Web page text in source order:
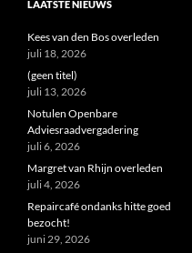
LAATSTE NIEUWS
Kees van den Bos overleden
juli 18, 2026
(geen titel)
juli 13, 2026
Notulen Openbare
Adviesraadvergadering
juli 6, 2026
Margret van Rhijn overleden
juli 4, 2026
Repaircafé ondanks hitte goed
bezocht!
juni 29, 2026